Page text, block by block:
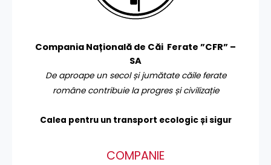
Compania Națională de Căi Ferate ”CFR” –
SA
De aproape un secol și jumătate căile ferate
române contribuie la progres și civilizație
Calea pentru un transport ecologic și sigur
COMPANIE